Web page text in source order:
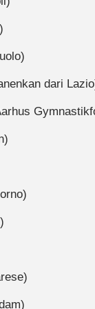
dari